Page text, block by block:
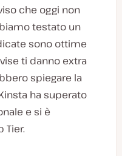
che oggi non
testato un
sono ottime
ti danno extra
spiegare la
ha superato
e si è
Tier.